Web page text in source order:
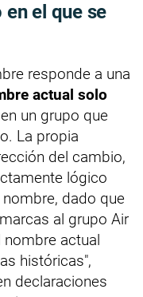
en el que se
responde a una
actual solo
en un grupo que
La propia
del cambio,
lógico
dado que
al grupo Air
nombre actual
históricas",
declaraciones